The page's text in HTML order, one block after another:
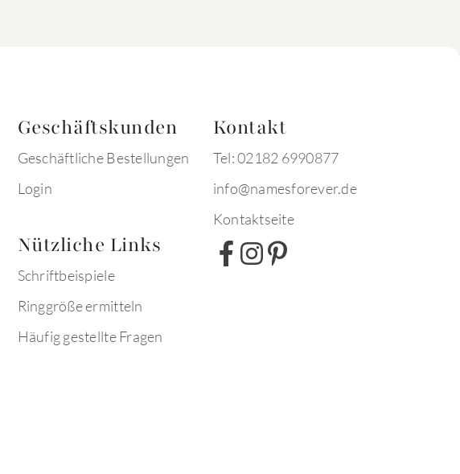
Geschäftskunden
Geschäftliche Bestellungen
Login
Nützliche Links
Schriftbeispiele
Ringgröße ermitteln
Häufig gestellte Fragen
Kontakt
Tel: 02182 6990877
info@namesforever.de
Kontaktseite